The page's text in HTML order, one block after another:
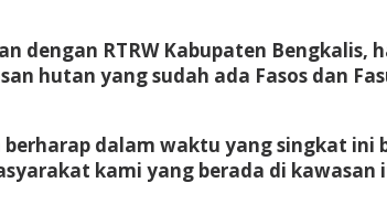
dengan RTRW Kabupaten Bengkalis,
hutan yang sudah ada Fasos dan
dalam waktu yang singkat
kami yang berada di